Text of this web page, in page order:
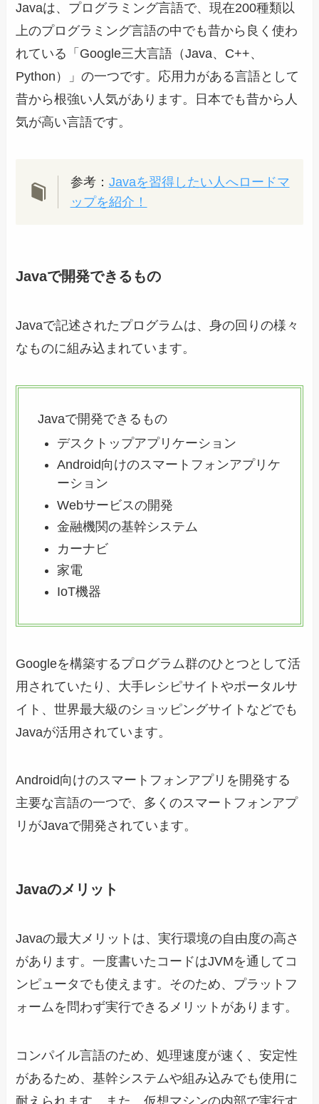
Javaは、プログラミング言語で、現在200種類以
上のプログラミング言語の中でも昔から良く使わ
れている「Google三大言語（Java、C++、
Python）」の一つです。応用力がある言語として
昔から根強い人気があります。日本でも昔から人
気が高い言語です。
参考： Javaを習得したい人へロードマ
ップを紹介！
Javaで開発できるもの
Javaで記述されたプログラムは、身の回りの様々
なものに組み込まれています。
Javaで開発できるもの
デスクトップアプリケーション
Android向けのスマートフォンアプリケ
ーション
Webサービスの開発
金融機関の基幹システム
カーナビ
家電
IoT機器
Googleを構築するプログラム群のひとつとして活
用されていたり、大手レシピサイトやポータルサ
イト、世界最大級のショッピングサイトなどでも
Javaが活用されています。
Android向けのスマートフォンアプリを開発する
主要な言語の一つで、多くのスマートフォンアプ
リがJavaで開発されています。
Javaのメリット
Javaの最大メリットは、実行環境の自由度の高さ
があります。一度書いたコードはJVMを通してコ
ンピュータでも使えます。そのため、プラットフ
ォームを問わず実行できるメリットがあります。
コンパイル言語のため、処理速度が速く、安定性
があるため、基幹システムや組み込みでも使用に
耐えられます。また、仮想マシンの内部で実行す